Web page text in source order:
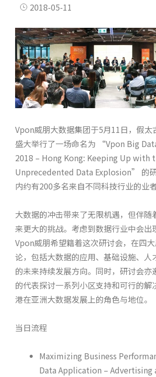
2018-05-11
Vpon威朋大数据集团于5月11日，假
盛大举行了一场命名为 “Vpon Big
2018 – Hong Kong: Keeping Up with
Unprecedented Data Explosion” 的
内约有200多名来自不同科技行业的业者
大数据的冲击带来了无限机遇，但伴随
来更大的挑战。考虑到数据行业中会出
Vpon威朋希望籍着这次研讨会，在四
论，包括大数据的应用、基础设施、人
的未来持续发展方向。同时，研讨会亦
的代表探讨一系列小区支持和可行的解
港在亚洲大数据发展上的角色与地位。
当日流程
Maximizing Business
Data Application – Advertising